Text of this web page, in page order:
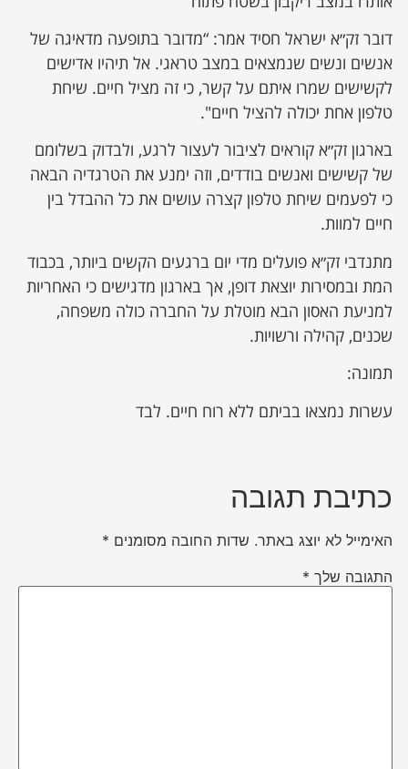
דובר זק״א ישראל חסיד אמר: “מדובר בתופעה מדאיגה של
אנשים ונשים שנמצאים במצב טראגי. אל תיהיו אדישים
לקשישים שמרו איתם על קשר, כי זה מציל חיים. שיחת
טלפון אחת יכולה להציל חיים".
בארגון זק״א קוראים לציבור לעצור לרגע, ולבדוק בשלומם
של קשישים ואנשים בודדים, וזה ימנע את הטרגדיה הבאה
כי לפעמים שיחת טלפון קצרה עושים את כל ההבדל בין
חיים למוות.
מתנדבי זק״א פועלים מדי יום ברגעים הקשים ביותר, בכבוד
המת ובמסירות יוצאת דופן, אך בארגון מדגישים כי האחריות
למניעת האסון הבא מוטלת על החברה כולה משפחה,
שכנים, קהילה ורשויות.
תמונה:
עשרות נמצאו בביתם ללא רוח חיים. לבד
כתיבת תגובה
האימייל לא יוצג באתר. שדות החובה מסומנים *
התגובה שלך *